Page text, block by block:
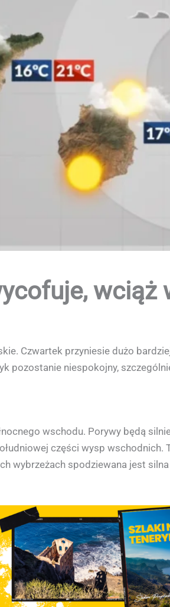
wciąż
Czwartek przyniesie dużo
pozostanie niespokojny,
wschodu. Porywy będą
części wysp wschodnich.
wybrzeżach spodziewana jest